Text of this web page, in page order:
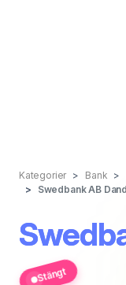
Kategorier Bank
Swedbank AB
Stängt